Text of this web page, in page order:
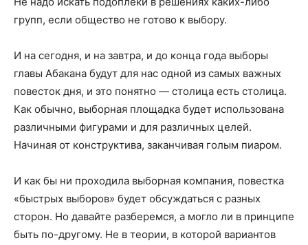
групп, если общество не готово к выбору.
И на сегодня, и на завтра, и до конца года выборы
главы Абакана будут для нас одной из самых важных
повесток дня, и это понятно — столица есть столица.
Как обычно, выборная площадка будет использована
различными фигурами и для различных целей.
Начиная от конструктива, заканчивая голым пиаром.
И как бы ни проходила выборная компания, повестка
«быстрых выборов» будет обсуждаться с разных
сторон. Но давайте разберемся, а могло ли в принципе
быть по-другому. Не в теории, в которой вариантов